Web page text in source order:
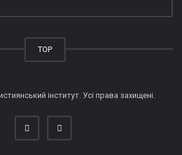
TOP
інститут. Усі права захищені.